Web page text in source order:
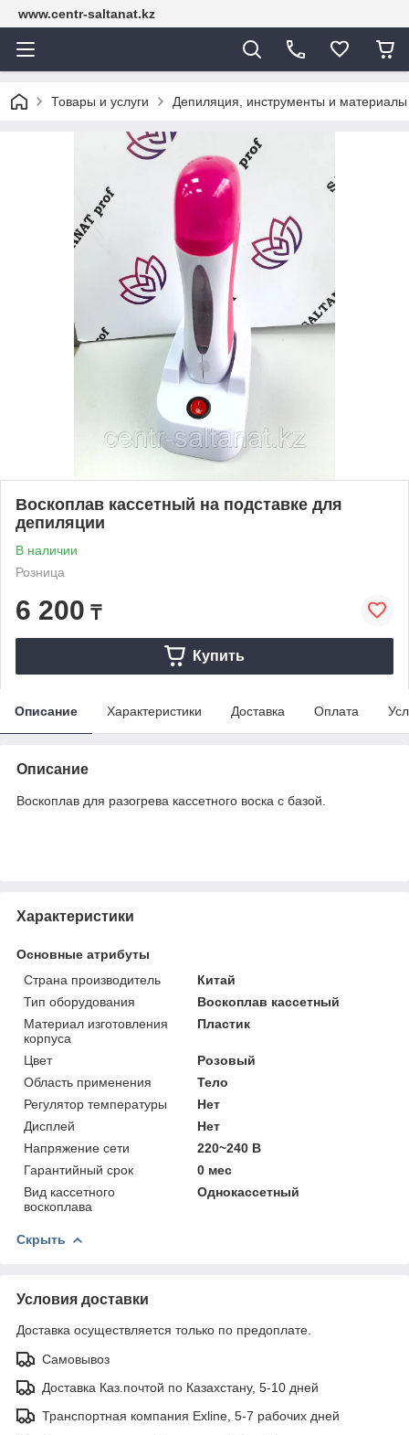
www.centr-saltanat.kz
Товары и услуги Депиляция, инструменты и материалы
Воскоплав кассетный на подставке для
депиляции
В наличии
Розница
6 200 ₸
Купить
Описание Характеристики Доставка Оплата
Описание
Воскоплав для разогрева кассетного воска с базой.
Характеристики
Основные атрибуты
Страна производитель
Китай
Тип оборудования
Воскоплав кассетный
Материал изготовления
корпуса
Пластик
Цвет
Розовый
Область применения
Тело
Регулятор температуры
Нет
Дисплей
Нет
Напряжение сети
220~240 В
Гарантийный срок
0 мес
Вид кассетного
воскоплава
Однокассетный
Скрыть
Условия доставки
Доставка осуществляется только по предоплате.
Самовывоз
Доставка Каз.почтой по Казахстану, 5-10 дней
Транспортная компания Exline, 5-7 рабочих дней